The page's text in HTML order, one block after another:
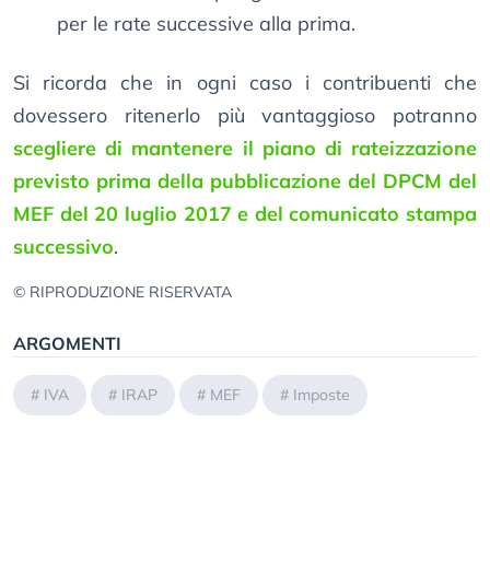
per le rate successive alla prima.
Si ricorda che in ogni caso i contribuenti che
dovessero ritenerlo più vantaggioso potranno
scegliere di mantenere il piano di rateizzazione
previsto prima della pubblicazione del DPCM del
MEF del 20 luglio 2017 e del comunicato stampa
successivo.
© RIPRODUZIONE RISERVATA
ARGOMENTI
# IVA # IRAP # MEF # Imposte